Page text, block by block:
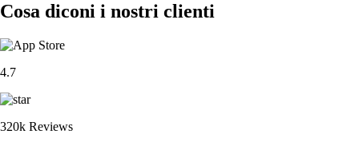
Cosa diconi i nostri clienti
4.7
320k Reviews